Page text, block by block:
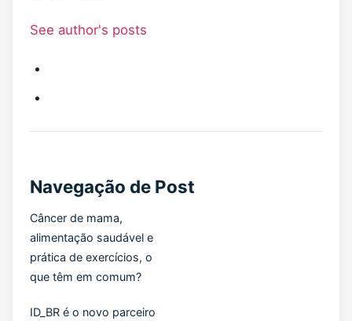
See author's posts
Navegação de Post
Câncer de mama,
alimentação saudável e
prática de exercícios, o
que têm em comum?
ID_BR é o novo parceiro